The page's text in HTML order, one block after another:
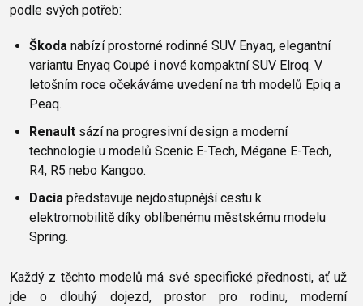
podle svých potřeb:
Škoda nabízí prostorné rodinné SUV Enyaq, elegantní
variantu Enyaq Coupé i nové kompaktní SUV Elroq. V
letošním roce očekáváme uvedení na trh modelů Epiq a
Peaq.
Renault sází na progresivní design a moderní
technologie u modelů Scenic E-Tech, Mégane E-Tech,
R4, R5 nebo Kangoo.
Dacia představuje nejdostupnější cestu k
elektromobilitě díky oblíbenému městskému modelu
Spring.
Každý z těchto modelů má své specifické přednosti, ať už
jde o dlouhý dojezd, prostor pro rodinu, moderní